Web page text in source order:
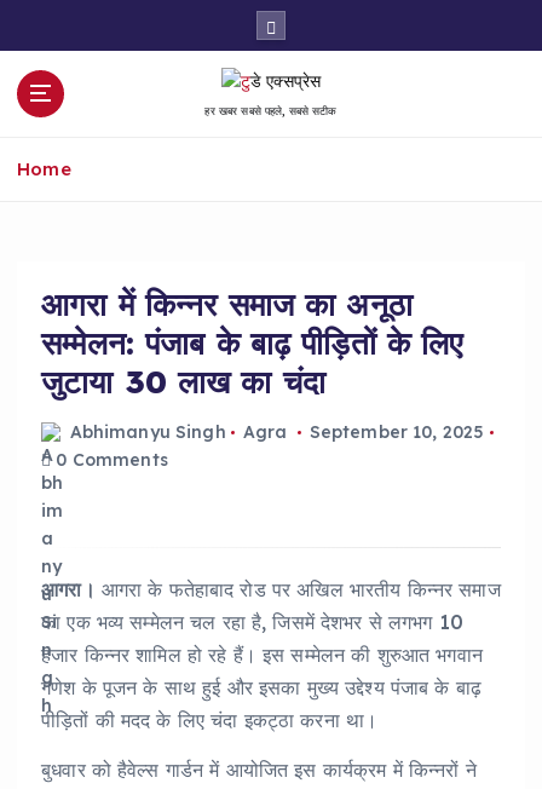
हर खबर सबसे पहले, सबसे सटीक
Home
आगरा में किन्नर समाज का अनूठा
सम्मेलन: पंजाब के बाढ़ पीड़ितों के लिए
जुटाया 30 लाख का चंदा
Abhimanyu Singh Agra
September 10, 2025
0 Comments
आगरा। आगरा के फतेहाबाद रोड पर अखिल भारतीय किन्नर समाज
का एक भव्य सम्मेलन चल रहा है, जिसमें देशभर से लगभग 10
हजार किन्नर शामिल हो रहे हैं। इस सम्मेलन की शुरुआत भगवान
गणेश के पूजन के साथ हुई और इसका मुख्य उद्देश्य पंजाब के बाढ़
पीड़ितों की मदद के लिए चंदा इकट्ठा करना था।
बुधवार को हैवेल्स गार्डन में आयोजित इस कार्यक्रम में किन्नरों ने